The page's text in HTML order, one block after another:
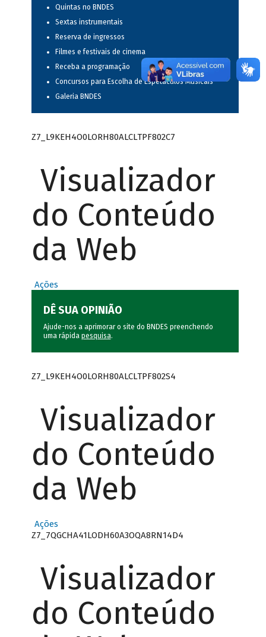
Quintas no BNDES
Sextas instrumentais
Reserva de ingressos
Filmes e festivais de cinema
Receba a programação
Concursos para Escolha de Espetáculos Musicais
Galeria BNDES
Z7_L9KEH4O0LORH80ALCLTPF802C7
Visualizador
do Conteúdo
da Web
Ações
DÊ SUA OPINIÃO
Ajude-nos a aprimorar o site do BNDES preenchendo
uma rápida pesquisa.
Z7_L9KEH4O0LORH80ALCLTPF802S4
Visualizador
do Conteúdo
da Web
Ações
Z7_7QGCHA41LODH60A3OQA8RN14D4
Visualizador
do Conteúdo